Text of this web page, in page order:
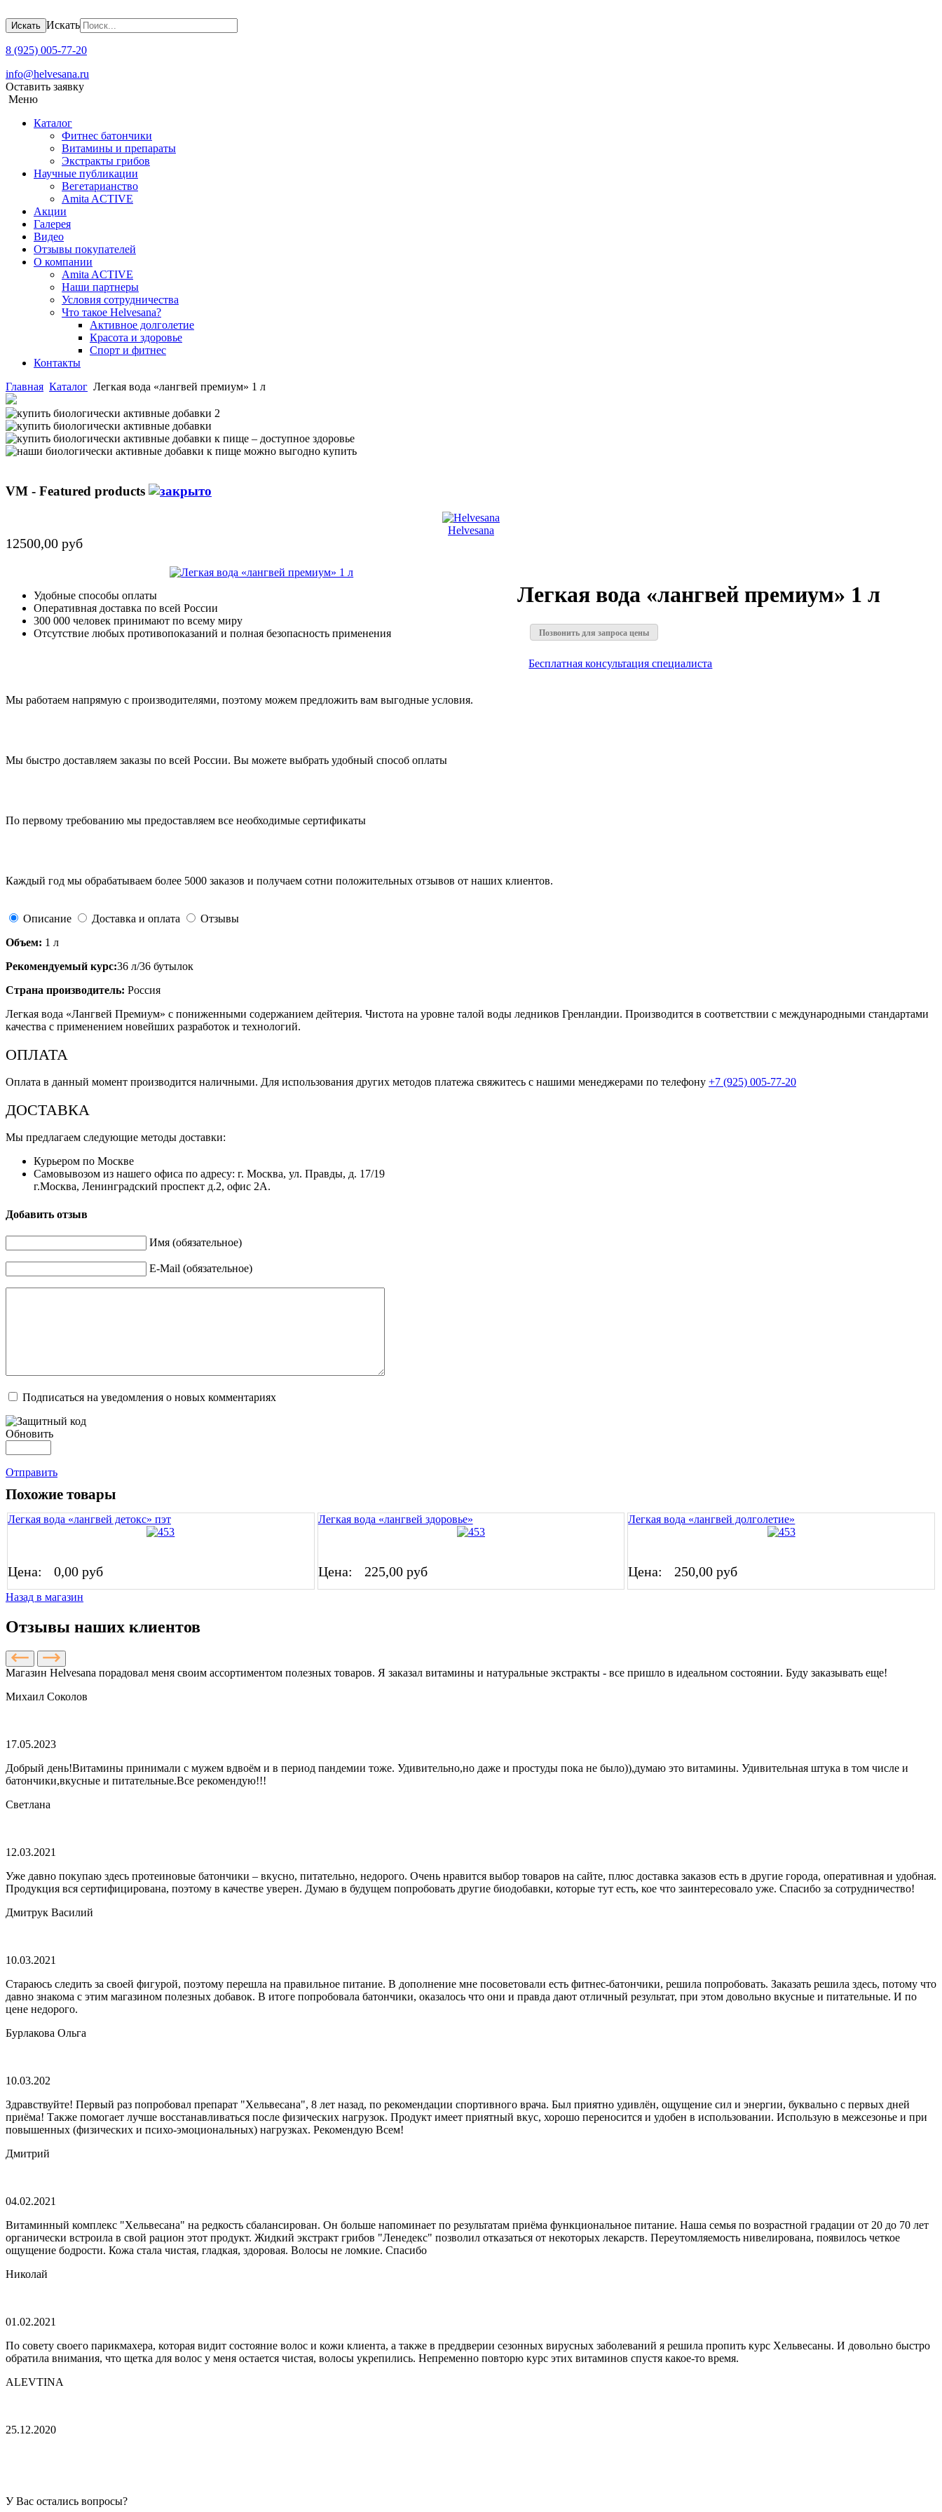
Искать Искать
8 (925) 005-77-20
info@helvesana.ru
Оставить заявку
Меню
Каталог
Фитнес батончики
Витамины и препараты
Экстракты грибов
Научные публикации
Вегетарианство
Amita ACTIVE
Акции
Галерея
Видео
Отзывы покупателей
О компании
Amita ACTIVЕ
Наши партнеры
Условия сотрудничества
Что такое Helvesana?
Активное долголетие
Красота и здоровье
Спорт и фитнес
Контакты
Главная Каталог Легкая вода «лангвей премиум» 1 л
VM - Featured products
Helvesana
12500,00 руб
Легкая вода «лангвей премиум» 1 л
Позвонить для запроса цены
Бесплатная консультация специалиста
Удобные способы оплаты
Оперативная доставка по всей России
300 000 человек принимают по всему миру
Отсутствие любых противопоказаний и полная безопасность применения
Мы работаем напрямую с производителями, поэтому можем предложить вам выгодные условия.
Мы быстро доставляем заказы по всей России. Вы можете выбрать удобный способ оплаты
По первому требованию мы предоставляем все необходимые сертификаты
Каждый год мы обрабатываем более 5000 заказов и получаем сотни положительных отзывов от наших клиентов.
Описание Доставка и оплата
Отзывы
Объем: 1 л
Рекомендуемый курс:36 л/36 бутылок
Страна производитель: Россия
Легкая вода «Лангвей Премиум» с пониженными содержанием дейтерия. Чистота на уровне талой воды ледников Гренландии. Производится в соответствии с международными стандартами
качества с применением новейших разработок и технологий.
ОПЛАТА
Оплата в данный момент производится наличными. Для использования других методов платежа свяжитесь с нашими менеджерами по телефону +7 (925) 005-77-20
ДОСТАВКА
Мы предлагаем следующие методы доставки:
Курьером по Москве
Самовывозом из нашего офиса по адресу: г. Москва, ул. Правды, д. 17/19
г.Москва, Ленинградский проспект д.2, офис 2А.
Добавить отзыв
Имя (обязательное)
E-Mail (обязательное)
Подписаться на уведомления о новых комментариях
Обновить
Отправить
Похожие товары
Легкая вода «лангвей детокс» пэт
Цена: 0,00 руб
Легкая вода «лангвей здоровье»
Цена: 225,00 руб
Легкая вода «лангвей долголетие»
Цена: 250,00 руб
Назад в магазин
Отзывы наших клиентов
Магазин Helvesana порадовал меня своим ассортиментом полезных товаров. Я заказал витамины и натуральные экстракты - все пришло в идеальном состоянии. Буду заказывать еще!
Михаил Соколов
17.05.2023
Добрый день!Витамины принимали с мужем вдвоём и в период пандемии тоже. Удивительно,но даже и простуды пока не было)),думаю это витамины. Удивительная штука в том числе и
батончики,вкусные и питательные.Все рекомендую!!!
Светлана
12.03.2021
Уже давно покупаю здесь протеиновые батончики – вкусно, питательно, недорого. Очень нравится выбор товаров на сайте, плюс доставка заказов есть в другие города, оперативная и удобная.
Продукция вся сертифицирована, поэтому в качестве уверен. Думаю в будущем попробовать другие биодобавки, которые тут есть, кое что заинтересовало уже. Спасибо за сотрудничество!
Дмитрук Василий
10.03.2021
Стараюсь следить за своей фигурой, поэтому перешла на правильное питание. В дополнение мне посоветовали есть фитнес-батончики, решила попробовать. Заказать решила здесь, потому что
давно знакома с этим магазином полезных добавок. В итоге попробовала батончики, оказалось что они и правда дают отличный результат, при этом довольно вкусные и питательные. И по
цене недорого.
Бурлакова Ольга
10.03.202
Здравствуйте! Первый раз попробовал препарат "Хельвесана", 8 лет назад, по рекомендации спортивного врача. Был приятно удивлён, ощущение сил и энергии, буквально с первых дней
приёма! Также помогает лучше восстанавливаться после физических нагрузок. Продукт имеет приятный вкус, хорошо переносится и удобен в использовании. Использую в межсезонье и при
повышенных (физических и психо-эмоциональных) нагрузках. Рекомендую Всем!
Дмитрий
04.02.2021
Витаминный комплекс "Хельвесана" на редкость сбалансирован. Он больше напоминает по результатам приёма функциональное питание. Наша семья по возрастной градации от 20 до 70 лет
органически встроила в свой рацион этот продукт. Жидкий экстракт грибов "Ленедекс" позволил отказаться от некоторых лекарств. Переутомляемость нивелирована, появилось четкое
ощущение бодрости. Кожа стала чистая, гладкая, здоровая. Волосы не ломкие. Спасибо
Николай
01.02.2021
По совету своего парикмахера, которая видит состояние волос и кожи клиента, а также в преддверии сезонных вирусных заболеваний я решила пропить курс Хельвесаны. И довольно быстро
обратила внимания, что щетка для волос у меня остается чистая, волосы укрепились. Непременно повторю курс этих витаминов спустя какое-то время.
ALEVTINA
25.12.2020
У Вас остались вопросы?